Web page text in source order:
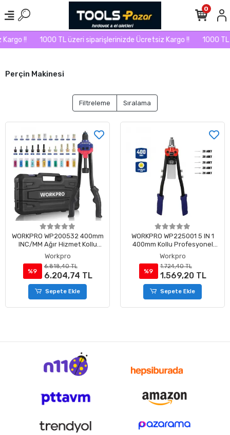
!! 1000 TL üzeri siparişlerinizde Ücretsiz Kargo !! 1000
0
Perçin Makinesi
Filtreleme Sıralama
WORKPRO WP200532 400mm
INC/MM Ağır Hizmet Kollu
Somun Perçinleme Tabancası
+ 185 Adet Perçin
Workpro
%9
6.818,40 TL
6.204,74 TL
Sepete Ekle
WORKPRO WP225001 5 IN 1
400mm Kollu Profesyonel
Perçin Tabancası + 100 Adet
Perçin
Workpro
%9
1.724,40 TL
1.569,20 TL
Sepete Ekle